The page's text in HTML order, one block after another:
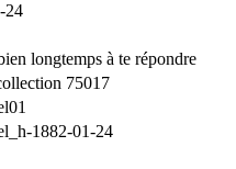
24
longtemps à te répondre
75017
1882-01-24